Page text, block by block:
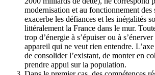
modernisation et au fonctionnement des
exacerbe les défiances et les inégalités
littéralement la France dans le mur.
trop d’énergie à s’épuiser ou à
appareil qui ne veut rien entendre.
de consolider l’existant, de monter en
prendre appui sur la population.